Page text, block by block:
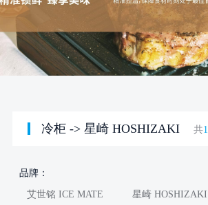
冷柜-> 星崎 HOSHIZAKI 共
品牌：
艾世铭 ICE MATE 星崎 HOSHIZAKI